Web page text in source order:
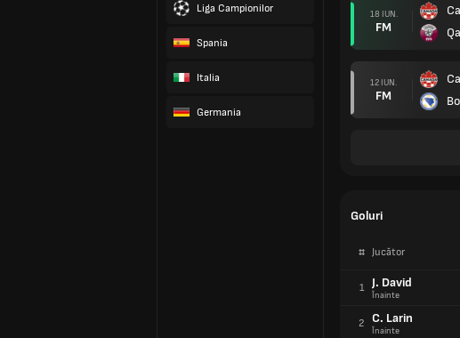
Liga Campionilor
Spania
Italia
Germania
18 IUN.
FM
12 IUN.
FM
Goluri
# Jucător
1 J. David
Înainte
2 C. Larin
Înainte